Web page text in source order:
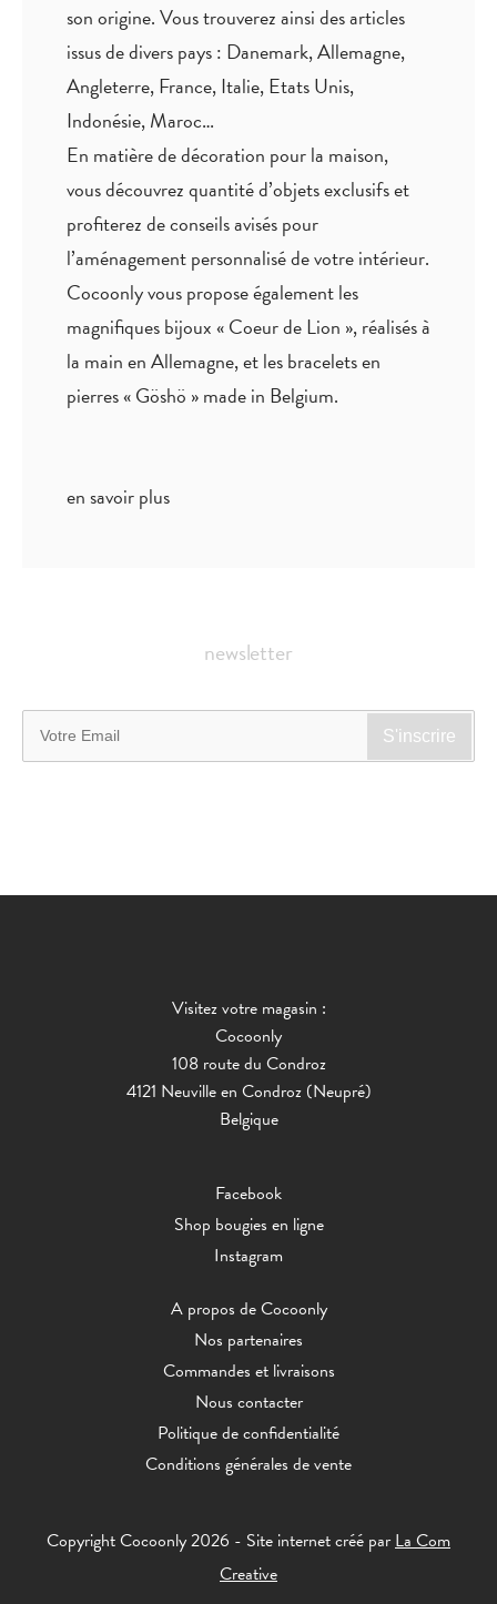
son origine. Vous trouverez ainsi des articles
issus de divers pays : Danemark, Allemagne,
Angleterre, France, Italie, Etats Unis,
Indonésie, Maroc…
En matière de décoration pour la maison,
vous découvrez quantitéd’objets exclusifset
profiterez deconseils aviséspour
l’aménagement personnalisé de votre intérieur.
Cocoonly vous propose également les
magnifiques bijoux « Coeur de Lion », réalisés à
la main en Allemagne, et les bracelets en
pierres « Göshö » made in Belgium.
en savoir plus
newsletter
Visitez votre magasin :
Cocoonly
108 route du Condroz
4121 Neuville en Condroz (Neupré)
Belgique
Facebook
Shop bougies en ligne
Instagram
A propos de Cocoonly
Nos partenaires
Commandes et livraisons
Nous contacter
Politique de confidentialité
Conditions générales de vente
Copyright Cocoonly 2026 - Site internet créé parLa Com
Creative